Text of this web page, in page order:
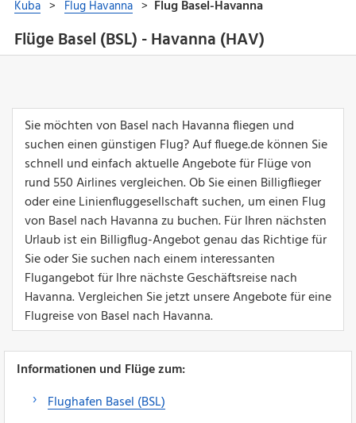
Flüge Basel (BSL) - Havanna (HAV)
Sie möchten von Basel nach Havanna fliegen und
suchen einen günstigen Flug? Auf fluege.de können Sie
schnell und einfach aktuelle Angebote für Flüge von
rund 550 Airlines vergleichen. Ob Sie einen Billigflieger
oder eine Linienfluggesellschaft suchen, um einen Flug
von Basel nach Havanna zu buchen. Für Ihren nächsten
Urlaub ist ein Billigflug-Angebot genau das Richtige für
Sie oder Sie suchen nach einem interessanten
Flugangebot für Ihre nächste Geschäftsreise nach
Havanna. Vergleichen Sie jetzt unsere Angebote für eine
Flugreise von Basel nach Havanna.
Informationen und Flüge zum:
Flughafen Basel (BSL)